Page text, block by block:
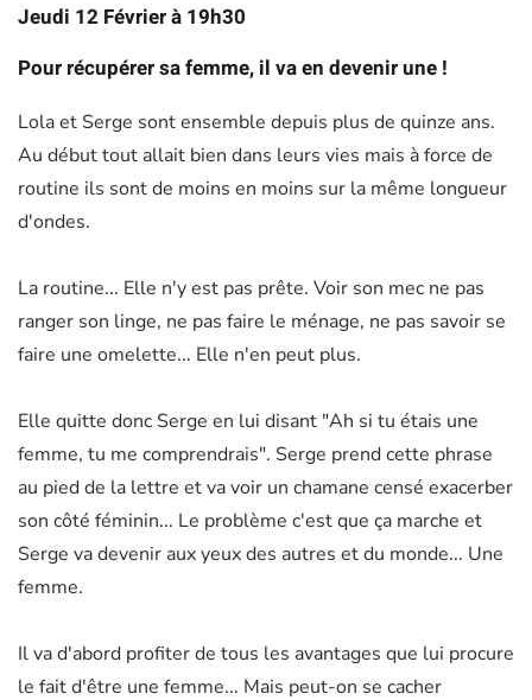
Jeudi 12 Février à 19h30
Pour récupérer sa femme, il va en devenir une !
Lola et Serge sont ensemble depuis plus de quinze ans.
Au début tout allait bien dans leurs vies mais à force de
routine ils sont de moins en moins sur la même longueur
d'ondes.
La routine... Elle n'y est pas prête. Voir son mec ne pas
ranger son linge, ne pas faire le ménage, ne pas savoir se
faire une omelette... Elle n'en peut plus.
Elle quitte donc Serge en lui disant "Ah si tu étais une
femme, tu me comprendrais". Serge prend cette phrase
au pied de la lettre et va voir un chamane censé exacerber
son côté féminin... Le problème c'est que ça marche et
Serge va devenir aux yeux des autres et du monde... Une
femme.
Il va d'abord profiter de tous les avantages que lui procure
le fait d'être une femme... Mais peut-on se cacher